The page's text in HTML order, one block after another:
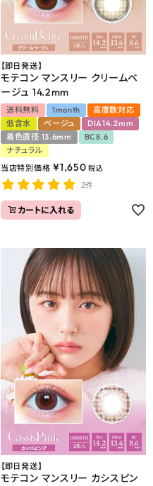
【即日発送】
モテコン マンスリー クリームベ
ージュ 14.2mm
送料無料 1month
高度数対応
低含水
ベージュ
DIA14.2mm
着色直径 13.6mm
BC8.6
ナチュラル
当店特別価格 ¥1,650 税込
2件
カートに入れる
【即日発送】
モテコン マンスリー カシスピン